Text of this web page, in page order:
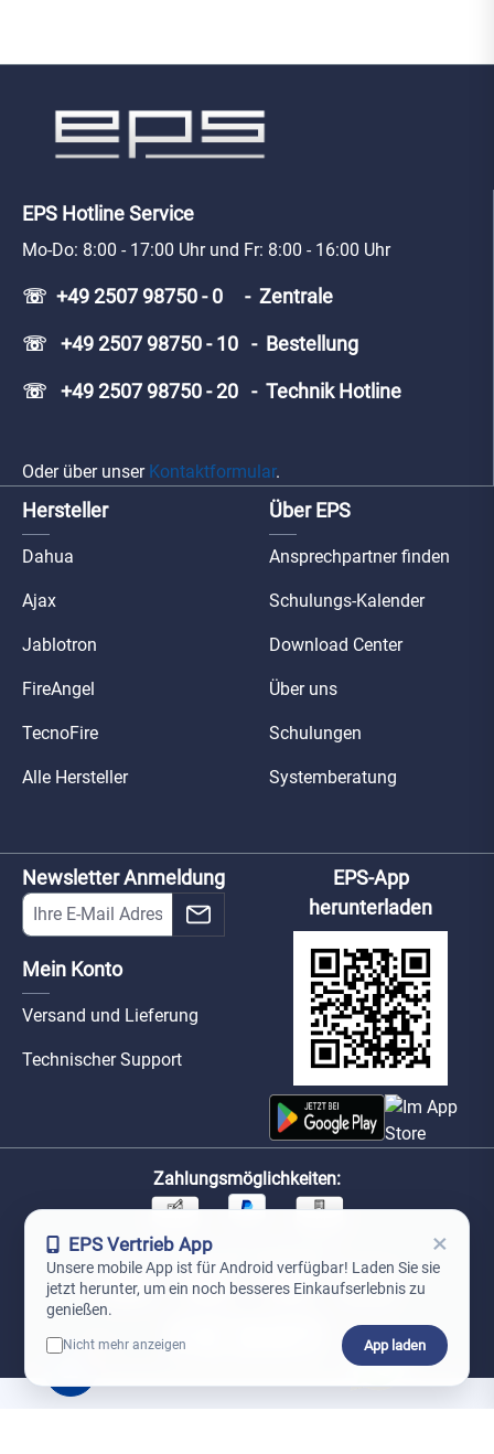
EPS Hotline Service
Mo-Do: 8:00 - 17:00 Uhr und Fr: 8:00 - 16:00 Uhr
☏ +49 2507 98750 - 0 - Zentrale
☏ +49 2507 98750 - 10 - Bestellung
☏ +49 2507 98750 - 20 - Technik Hotline
Oder über unser Kontaktformular.
Hersteller
Dahua
Ajax
Jablotron
FireAngel
TecnoFire
Alle Hersteller
Über EPS
Ansprechpartner finden
Schulungs-Kalender
Download Center
Über uns
Schulungen
Systemberatung
Newsletter Anmeldung
Mein Konto
Versand und Lieferung
Technischer Support
EPS-App
herunterladen
Zahlungsmöglichkeiten:
Unsere Versandpartner:
EPS Vertrieb App ×
Unsere mobile App ist für Android verfügbar! Laden Sie sie
jetzt herunter, um ein noch besseres Einkaufserlebnis zu
genießen.
Nicht mehr anzeigen App laden